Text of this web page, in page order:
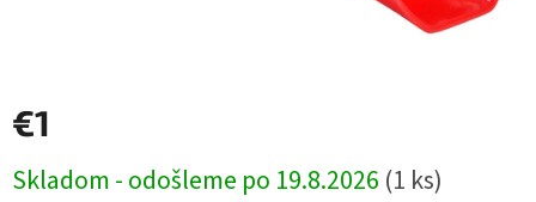
€1
cena:
Skladom - odošleme po 19.8.2026 (1 ks)